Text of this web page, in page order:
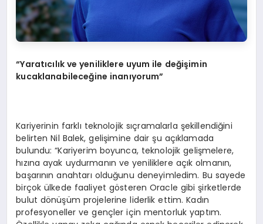
“Yaratıcılık ve yeniliklere uyum ile değişimin
kucaklanabileceğine inanıyorum”
Kariyerinin farklı teknolojik sıçramalarla şekillendiğini
belirten Nil Balek, gelişimine dair şu açıklamada
bulundu: “Kariyerim boyunca, teknolojik gelişmelere,
hızına ayak uydurmanın ve yeniliklere açık olmanın,
başarının anahtarı olduğunu deneyimledim. Bu sayede
birçok ülkede faaliyet gösteren Oracle gibi şirketlerde
bulut dönüşüm projelerine liderlik ettim. Kadın
profesyoneller ve gençler için mentorluk yaptım.